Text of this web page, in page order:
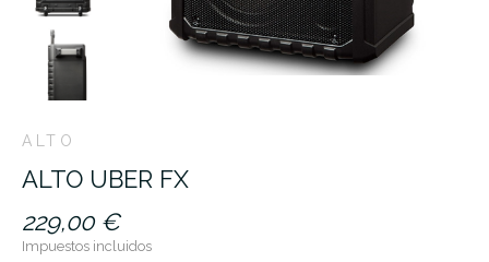
ALTO
ALTO UBER FX
229,00 €
Impuestos incluidos